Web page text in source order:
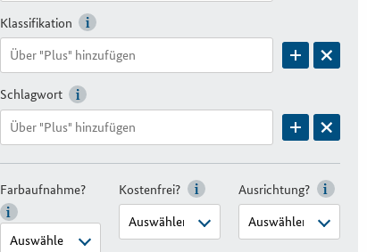
Klassifikation
Schlagwort
Farbaufnahme? Kostenfrei? Ausrichtung?